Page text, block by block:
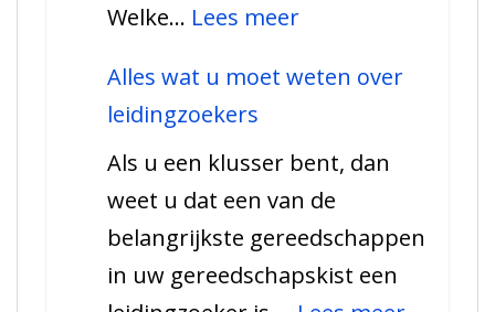
–
Welke… Lees meer:
over
–
Alles
wat
je
Alles wat u moet weten over
leidingzoekers
Als u een klusser bent, dan
weet u dat een van de
belangrijkste gereedschappen
in uw gereedschapskist een